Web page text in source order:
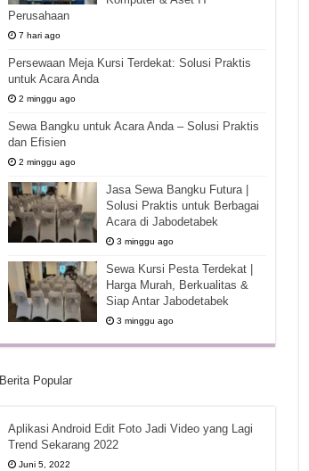
Perusahaan
7 hari ago
Persewaan Meja Kursi Terdekat: Solusi Praktis
untuk Acara Anda
2 minggu ago
Sewa Bangku untuk Acara Anda – Solusi Praktis
dan Efisien
2 minggu ago
Jasa Sewa Bangku Futura |
Solusi Praktis untuk Berbagai
Acara di Jabodetabek
3 minggu ago
Sewa Kursi Pesta Terdekat |
Harga Murah, Berkualitas &
Siap Antar Jabodetabek
3 minggu ago
Berita Popular
Aplikasi Android Edit Foto Jadi Video yang Lagi
Trend Sekarang 2022
Juni 5, 2022